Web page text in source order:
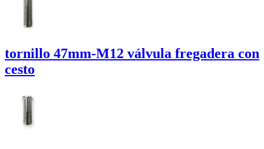
tornillo 47mm-M12 válvula fregadera con
cesto